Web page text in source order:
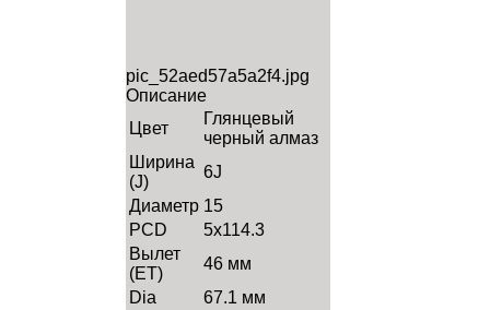
pic_52aed57a5a2f4.jpg
Описание
Цвет
Глянцевый
черный алмаз
Ширина
(J)
6J
Диаметр 15
PCD
5x114.3
Вылет
(ET)
46 мм
Dia
67.1 мм